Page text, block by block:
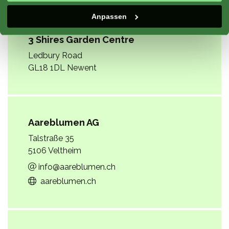
Anpassen
3 Shires Garden Centre
Ledbury Road
GL18 1DL Newent
Aareblumen AG
Talstraße 35
5106 Veltheim
info@aareblumen.ch
aareblumen.ch